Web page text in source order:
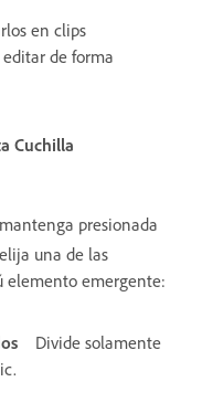
en clips
de forma
Cuchilla
presionada
una de las
elemento emergente:
Divide solamente